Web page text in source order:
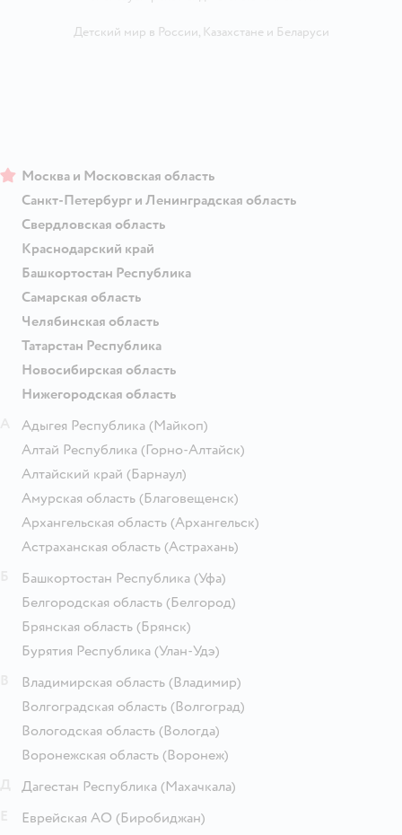
Детский мир в России, Казахстанеи Беларуси
Москва и Московская область
Санкт-Петербург и Ленинградская область
Свердловская область
Краснодарский край
Башкортостан Республика
Самарская область
Челябинская область
Татарстан Республика
Новосибирская область
Нижегородская область
Адыгея Республика (Майкоп)
Алтай Республика (Горно-Алтайск)
Алтайский край (Барнаул)
Амурская область (Благовещенск)
Архангельская область (Архангельск)
Астраханская область (Астрахань)
Башкортостан Республика (Уфа)
Белгородская область (Белгород)
Брянская область (Брянск)
Бурятия Республика (Улан-Удэ)
Владимирская область (Владимир)
Волгоградская область (Волгоград)
Вологодская область (Вологда)
Воронежская область (Воронеж)
Дагестан Республика (Махачкала)
Еврейская АО (Биробиджан)